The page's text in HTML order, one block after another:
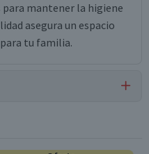
mantener la higiene
asegura un espacio
tu familia.